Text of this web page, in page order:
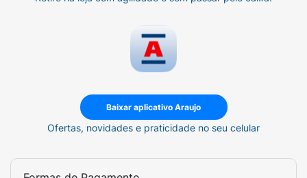
Baixar aplicativo Araujo
Ofertas, novidades e praticidade no seu celular